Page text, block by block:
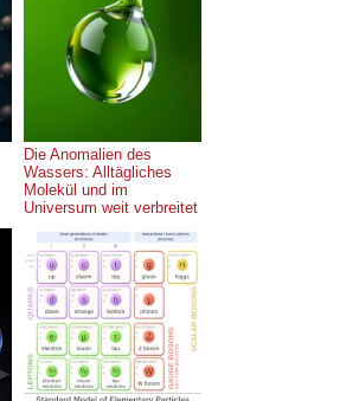
Die Anomalien des
Wassers: Alltägliches
Molekül und im
Universum weit verbreitet